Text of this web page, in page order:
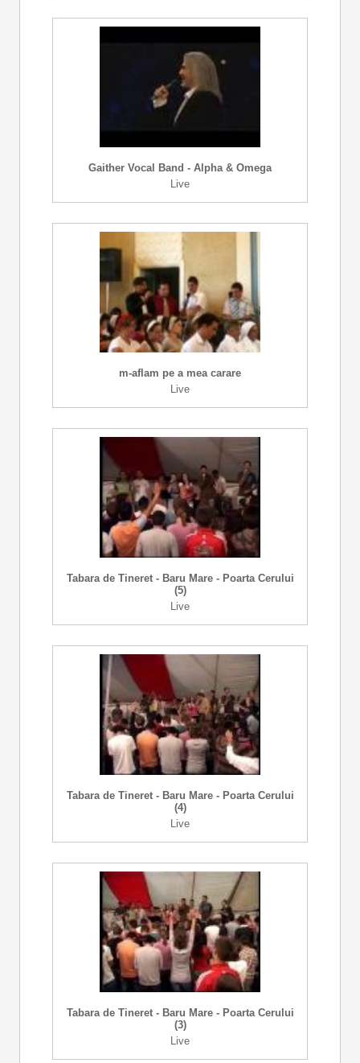
Gaither Vocal Band - Alpha & Omega
Live
m-aflam pe a mea carare
Live
Tabara de Tineret - Baru Mare - Poarta Cerului
(5)
Live
Tabara de Tineret - Baru Mare - Poarta Cerului
(4)
Live
Tabara de Tineret - Baru Mare - Poarta Cerului
(3)
Live